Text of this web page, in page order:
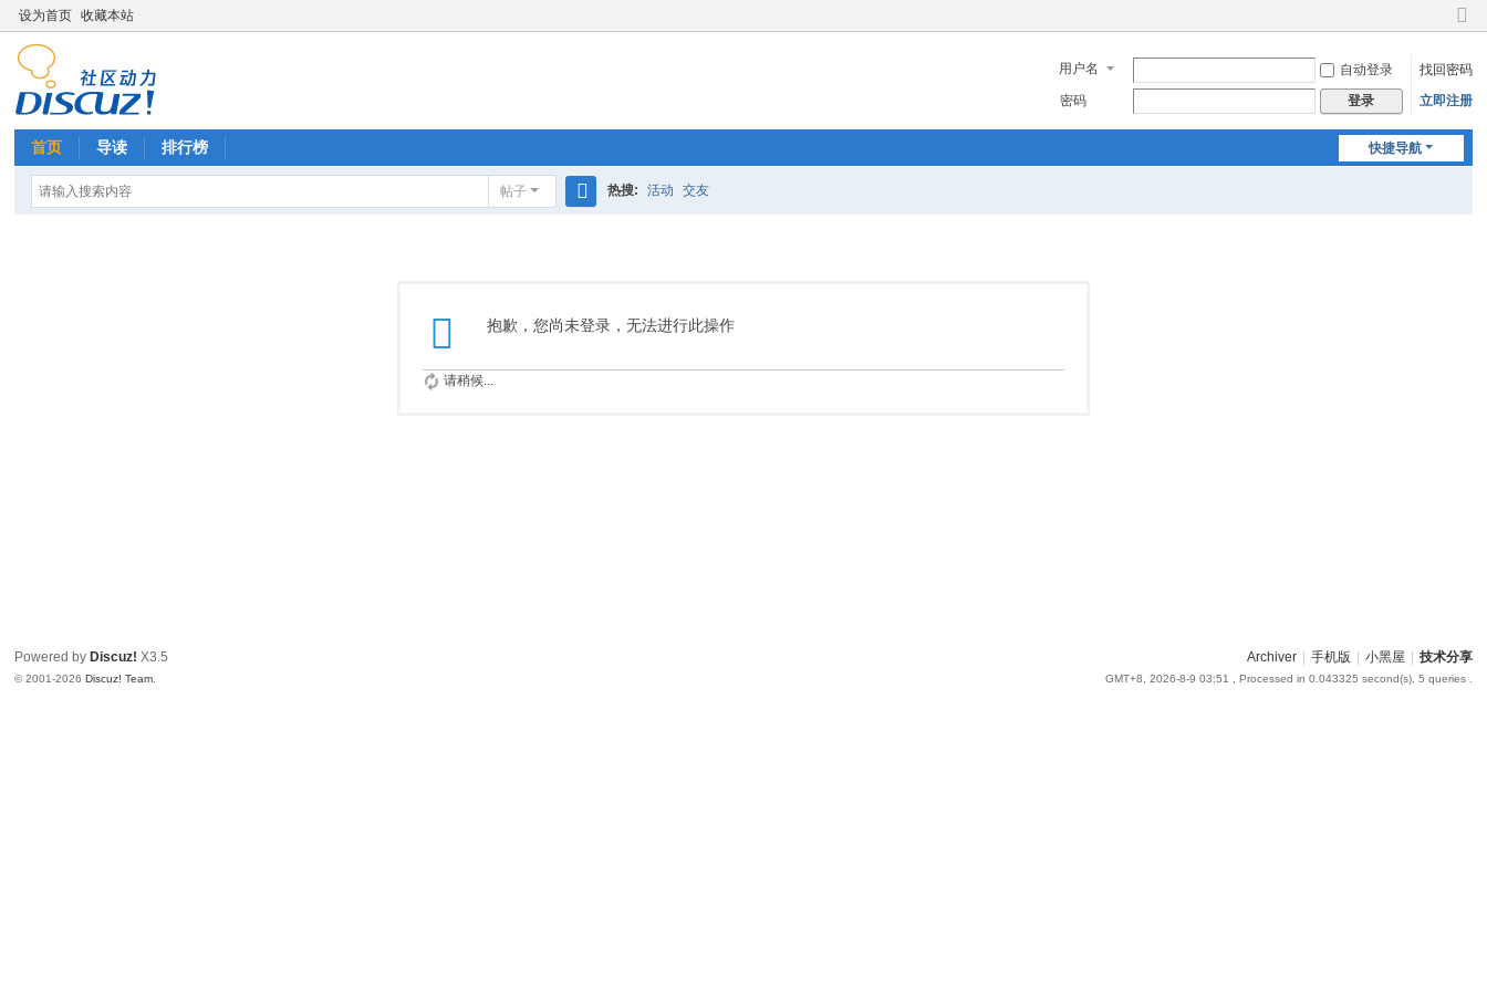
设为首页 收藏本站
切
到
窄
用户名 自动登录
找回密码
密码
登录 立即注册
快捷导航
首页 导读 排行榜
帖子 热搜: 活动 交友
抱歉，您尚未登录，无法进行此操作
请稍候...
Archiver 手机版 小黑屋 技术分享
GMT+8, 2026-8-9 03:51 , Processed in 0.043325 second(s), 5 queries .
Powered by Discuz! X3.5
© 2001-2026Discuz! Team